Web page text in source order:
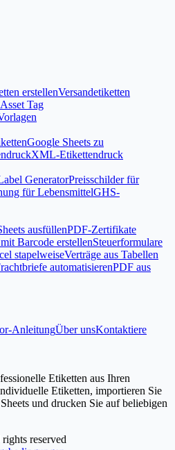
erstellenVersandetiketten
Asset Tag
Google Sheets zu
XML-Etikettendruck
GeneratorPreisschilder für
für LebensmittelGHS-
ausfüllenPDF-Zertifikate
Barcode erstellenSteuerformulare
stapelweiseVerträge aus Tabellen
automatisierenPDF aus
AnleitungÜber unsKontaktiere
Etiketten aus Ihren
Etiketten, importieren Sie
und drucken Sie auf beliebigen
reserved